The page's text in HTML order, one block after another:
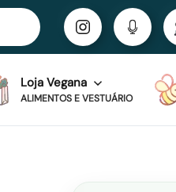
Loja Vegana
ALIMENTOS E VESTUÁRIO